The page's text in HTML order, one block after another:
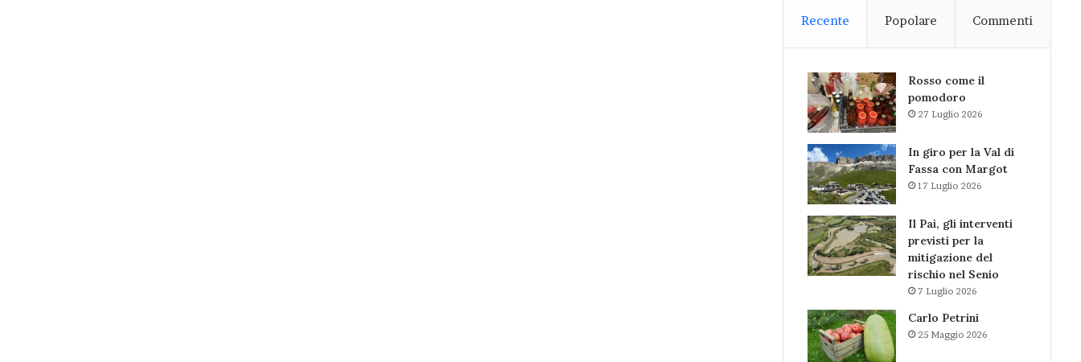
Recente Popolare Commenti
Rosso come il
pomodoro
27 Luglio 2026
In giro per la Val di
Fassa con Margot
17 Luglio 2026
Il Pai, gli interventi
previsti per la
mitigazione del
rischio nel Senio
7 Luglio 2026
Carlo Petrini
25 Maggio 2026